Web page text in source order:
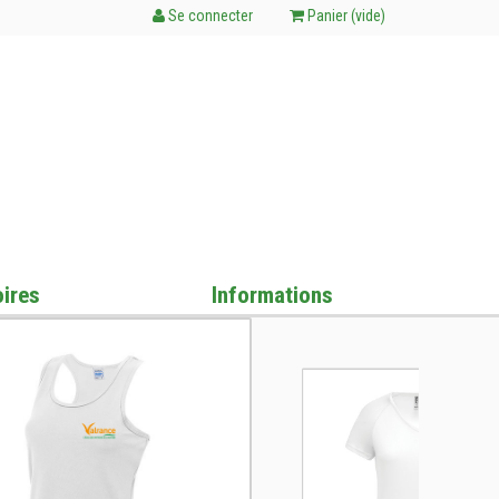
Se connecter Panier (vide)
Informations